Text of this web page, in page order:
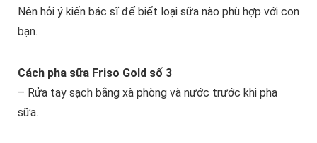
Nên hỏi ý kiến bác sĩ để biết loại sữa nào phù hợp với con
bạn.
Cách pha sữa Friso Gold số 3
– Rửa tay sạch bằng xà phòng và nước trước khi pha
sữa.